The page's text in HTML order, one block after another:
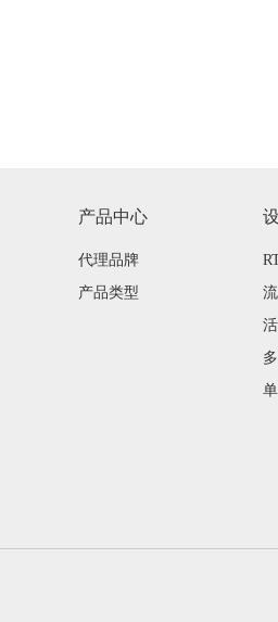
产品中心
代理品牌
产品类型